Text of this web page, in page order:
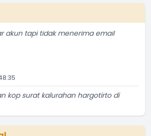
akun tapi tidak menerima email